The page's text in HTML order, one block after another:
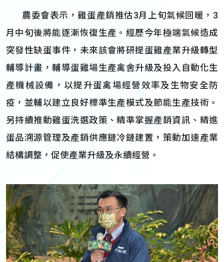
農委會表示，雞蛋產銷推估3月上旬氣候回暖，3
月中旬後將能逐漸恢復生產。經歷今年極端氣候造成
突發性缺蛋事件，未來該會將研提蛋雞產業升級轉型
輔導計畫，輔導蛋雞場生產禽舍升級及投入自動化生
產機械設備，以提升蛋禽場經營效率及生物安全防
疫，並輔以建立良好標準生產模式及節能生產技術。
另持續推動雞蛋洗選政策、精準掌握產銷資訊、精進
蛋品溯源管理及產銷供應鏈冷鏈建置，策動加速產業
結構調整，促使產業升級及永續經營。